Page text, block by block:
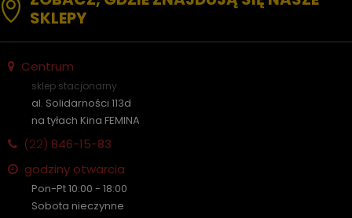
SKLEPY
Centrum
sklep stacjonarny
al. Solidarności 113d
na tyłach Kina FEMINA
(22) 846-15-83
godziny otwarcia
Pon-Pt 10:00 - 18:00
Sobota nieczynne